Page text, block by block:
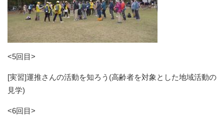
<5回目>
[実習]運推さんの活動を知ろう(高齢者を対象とした地域活動の
見学)
<6回目>